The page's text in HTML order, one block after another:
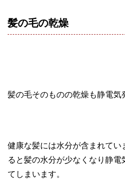
髪の毛の乾燥
髪の毛そのものの乾燥も静電気
健康な髪には水分が含まれてい
ると髪の水分が少なくなり静電
てしまいます。